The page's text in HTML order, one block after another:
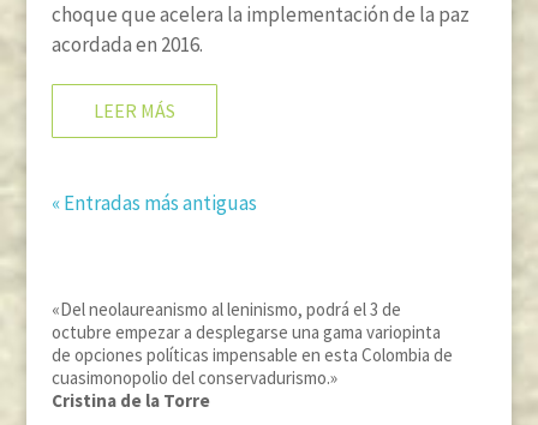
choque que acelera la implementación de la paz
acordada en 2016.
LEER MÁS
« Entradas más antiguas
«Del neolaureanismo al leninismo, podrá el 3 de
octubre empezar a desplegarse una gama variopinta
de opciones políticas impensable en esta Colombia de
cuasimonopolio del conservadurismo.»
Cristina de la Torre